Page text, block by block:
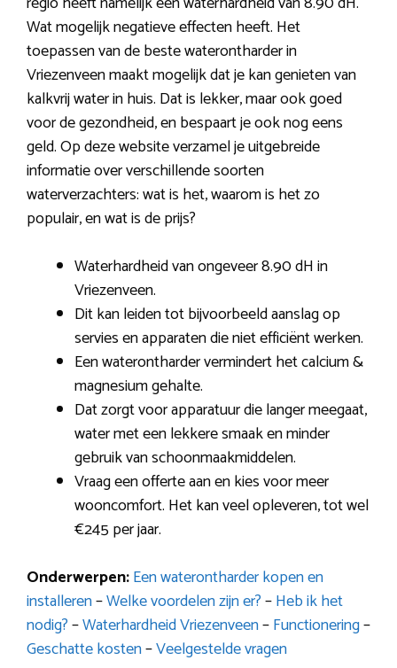
Wat mogelijk negatieve effecten heeft. Het
toepassen van de beste waterontharder in
Vriezenveen maakt mogelijk dat je kan genieten van
kalkvrij water in huis. Dat is lekker, maar ook goed
voor de gezondheid, en bespaart je ook nog eens
geld. Op deze website verzamel je uitgebreide
informatie over verschillende soorten
waterverzachters: wat is het, waarom is het zo
populair, en wat is de prijs?
Waterhardheid van ongeveer 8.90 dH in
Vriezenveen.
Dit kan leiden tot bijvoorbeeld aanslag op
servies en apparaten die niet efficiënt werken.
Een waterontharder vermindert het calcium &
magnesium gehalte.
Dat zorgt voor apparatuur die langer meegaat,
water met een lekkere smaak en minder
gebruik van schoonmaakmiddelen.
Vraag een offerte aan en kies voor meer
wooncomfort. Het kan veel opleveren, tot wel
€245 per jaar.
Onderwerpen:Een waterontharder kopen en
installeren–Welke voordelen zijn er?–Heb ik het
nodig?–Waterhardheid Vriezenveen–Functionering–
Geschatte kosten–Veelgestelde vragen